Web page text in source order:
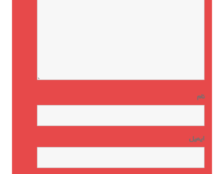
نام
ایمیل